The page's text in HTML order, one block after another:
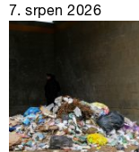
7. srpen 2026